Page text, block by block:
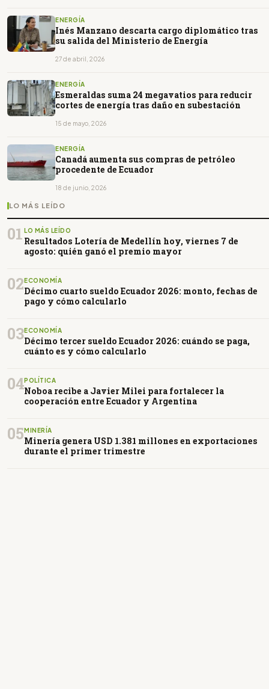
ENERGÍA
Inés Manzano descarta cargo diplomático tras
su salida del Ministerio de Energía
27 de abril, 2026
ENERGÍA
Esmeraldas suma 24 megavatios para reducir
cortes de energía tras daño en subestación
15 de mayo, 2026
ENERGÍA
Canadá aumenta sus compras de petróleo
procedente de Ecuador
18 de junio, 2026
LO MÁS LEÍDO
01 LO MÁS LEÍDO
Resultados Lotería de Medellín hoy, viernes 7 de
agosto: quién ganó el premio mayor
02ECONOMÍA
Décimo cuarto sueldo Ecuador 2026: monto, fechas de
pago y cómo calcularlo
03ECONOMÍA
Décimo tercer sueldo Ecuador 2026: cuándo se paga,
cuánto es y cómo calcularlo
04POLÍTICA
Noboa recibe a Javier Milei para fortalecer la
cooperación entre Ecuador y Argentina
05MINERÍA
Minería genera USD 1.381 millones en exportaciones
durante el primer trimestre